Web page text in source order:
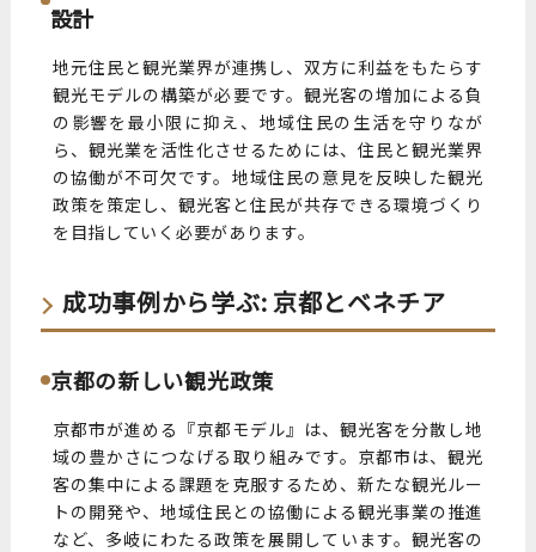
設計
地元住民と観光業界が連携し、双方に利益をもたらす
観光モデルの構築が必要です。観光客の増加による負
の影響を最小限に抑え、地域住民の生活を守りなが
ら、観光業を活性化させるためには、住民と観光業界
の協働が不可欠です。地域住民の意見を反映した観光
政策を策定し、観光客と住民が共存できる環境づくり
を目指していく必要があります。
成功事例から学ぶ: 京都とベネチア
京都の新しい観光政策
京都市が進める『京都モデル』は、観光客を分散し地
域の豊かさにつなげる取り組みです。京都市は、観光
客の集中による課題を克服するため、新たな観光ルー
トの開発や、地域住民との協働による観光事業の推進
など、多岐にわたる政策を展開しています。観光客の